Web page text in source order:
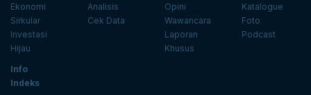
Ekonomi
Sirkular
Investasi
Hijau
Analisis
Cek Data
Opini
Wawancara
Laporan
Khusus
Katalogue
Foto
Podcast
Info
Indeks